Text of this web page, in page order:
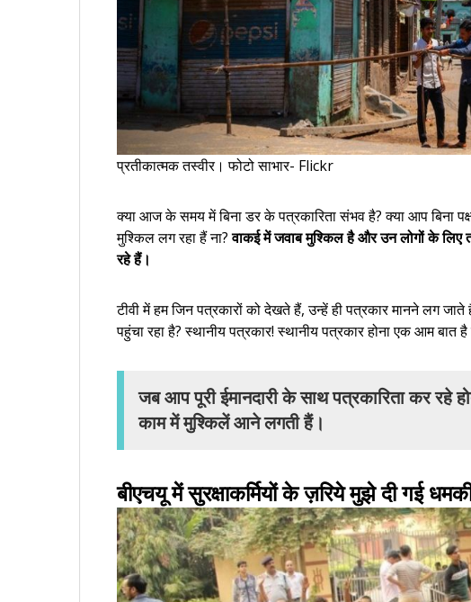
प्रतीकात्मक तस्वीर। फोटो साभार- Flickr
क्या आज के समय में बिना डर के पत्रकारिता संभव है? क्या आप बिना
मुश्किल लग रहा हैं ना?वाकई में जवाब मुश्किल है और उन लोगों के लिए तो
रहे हैं।
टीवी में हम जिन पत्रकारों को देखते हैं, उन्हें ही पत्रकार मानने लग
पहुंचा रहा है? स्थानीय पत्रकार! स्थानीय पत्रकार होना एक आम बात है
जब आप पूरी ईमानदारी के साथ पत्रकारिता कर
काम में मुश्किलें आने लगती हैं।
बीएचयू में सुरक्षाकर्मियों के ज़रिये मुझे दी गई